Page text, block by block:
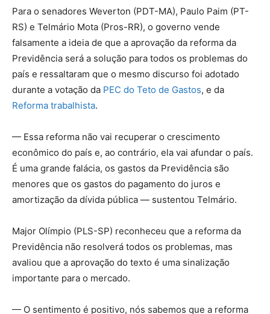
Para o senadores Weverton (PDT-MA), Paulo Paim (PT-
RS) e Telmário Mota (Pros-RR), o governo vende
falsamente a ideia de que a aprovação da reforma da
Previdência será a solução para todos os problemas do
país e ressaltaram que o mesmo discurso foi adotado
durante a votação da PEC do Teto de Gastos, e da
Reforma trabalhista.
— Essa reforma não vai recuperar o crescimento
econômico do país e, ao contrário, ela vai afundar o país.
É uma grande falácia, os gastos da Previdência são
menores que os gastos do pagamento do juros e
amortização da dívida pública — sustentou Telmário.
Major Olímpio (PLS-SP) reconheceu que a reforma da
Previdência não resolverá todos os problemas, mas
avaliou que a aprovação do texto é uma sinalização
importante para o mercado.
— O sentimento é positivo, nós sabemos que a reforma